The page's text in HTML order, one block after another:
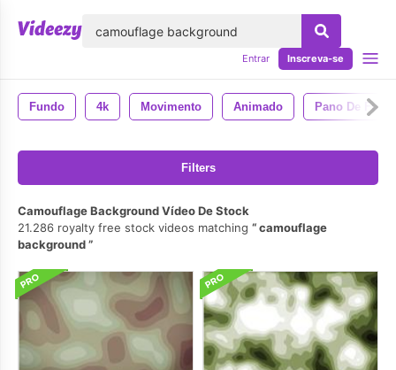
Entrar Inscreva-se
Fundo 4k Movimento Animado Pano De
Filters
Camouflage Background Vídeo De Stock
21.286 royalty free stock videos matching
camouflage
background